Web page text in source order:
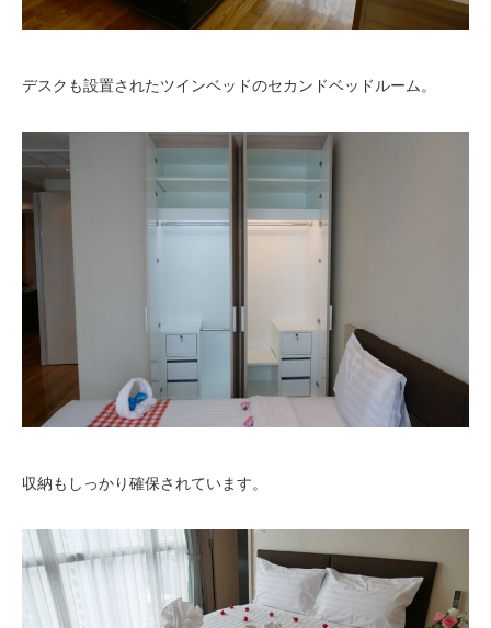
デスクも設置されたツインベッドのセカンドベッドルーム。
収納もしっかり確保されています。